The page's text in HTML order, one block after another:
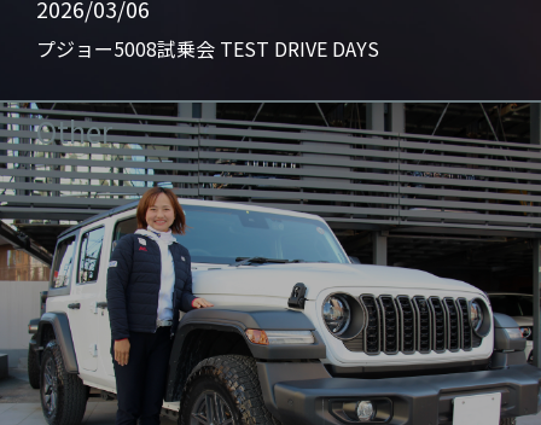
2026/03/06
プジョー5008試乗会 TEST DRIVE DAYS
Other